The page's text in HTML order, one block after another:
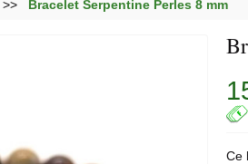
Bracelet Serpentine Perles 8 mm
Ce